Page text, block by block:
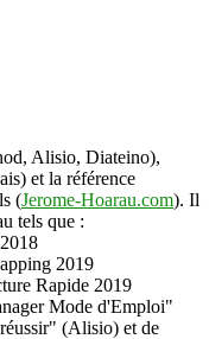
Alisio, Diateino),
et la référence
(Jerome-Hoarau.com). Il
tels que :
2019
Rapide 2019
Mode d'Emploi"
(Alisio) et de